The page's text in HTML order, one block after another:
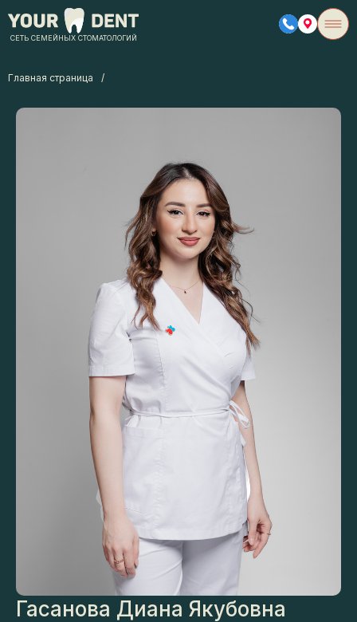
СЕТЬ СЕМЕЙНЫХ СТОМАТОЛОГИЙ
Главная страница /
Гасанова Диана Якубовна